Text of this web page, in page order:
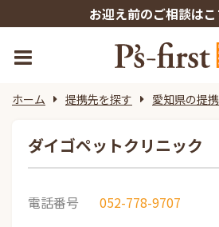
お迎え前のご相談は
ホーム 提携先を探す 愛知県の提
ダイゴペットクリニック
電話番号
052-778-9707